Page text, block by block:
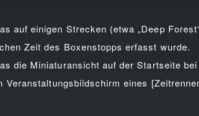
auf einigen Strecken (etwa „Deep
Zeit des Boxenstopps erfasst wurde.
die Miniaturansicht auf der Startseite
Veranstaltungsbildschirm eines